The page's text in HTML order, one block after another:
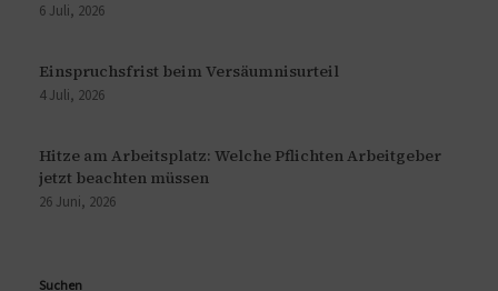
6 Juli, 2026
Einspruchsfrist beim Versäumnisurteil
4 Juli, 2026
Hitze am Arbeitsplatz: Welche Pflichten Arbeitgeber
jetzt beachten müssen
26 Juni, 2026
Suchen